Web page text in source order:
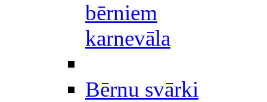
bērniem
karnevāla
Bērnu svārki